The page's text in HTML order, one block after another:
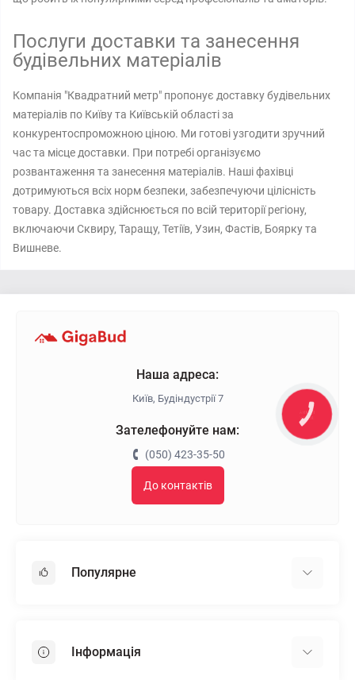
Послуги доставки та занесення
будівельних матеріалів
Компанія "Квадратний метр" пропонує доставку будівельних
матеріалів по Київу та Київській області за
конкурентоспроможною ціною. Ми готові узгодити зручний
час та місце доставки. При потребі організуємо
розвантаження та занесення матеріалів. Наші фахівці
дотримуються всіх норм безпеки, забезпечуючи цілісність
товару. Доставка здійснюється по всій території регіону,
включаючи Сквиру, Таращу, Тетіїв, Узин, Фастів, Боярку та
Вишневе.
Наша адреса:
Київ, Будіндустрії 7
Зателефонуйте нам:
(050) 423-35-50
До контактів
Популярне
Пінопласт
Інформація
КНОПКА
ЗВ'ЯЗКУ